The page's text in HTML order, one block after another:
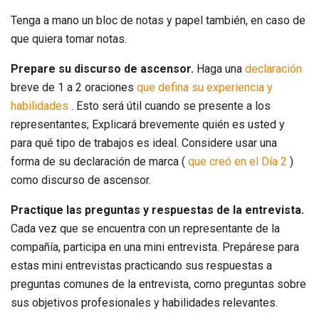
Tenga a mano un bloc de notas y papel también, en caso de
que quiera tomar notas.
Prepare su discurso de ascensor. Haga una declaración
breve de 1 a 2 oraciones que defina su experiencia y
habilidades . Esto será útil cuando se presente a los
representantes; Explicará brevemente quién es usted y
para qué tipo de trabajos es ideal. Considere usar una
forma de su declaración de marca ( que creó en el Día 2 )
como discurso de ascensor.
Practique las preguntas y respuestas de la entrevista.
Cada vez que se encuentra con un representante de la
compañía, participa en una mini entrevista. Prepárese para
estas mini entrevistas practicando sus respuestas a
preguntas comunes de la entrevista, como preguntas sobre
sus objetivos profesionales y habilidades relevantes.